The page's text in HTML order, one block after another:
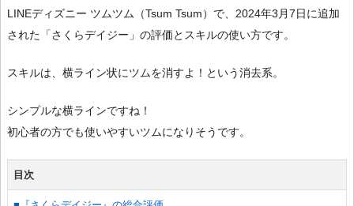
LINEディズニー ツムツム（Tsum Tsum）で、2024年3月7日に追加
された「さくらデイジー」の評価とスキルの使い方です。
スキルは、横ライン状にツムを消すよ！という消去系。
シンプルな横ラインですね！
初心者の方でも使いやすいツムになりそうです。
目次